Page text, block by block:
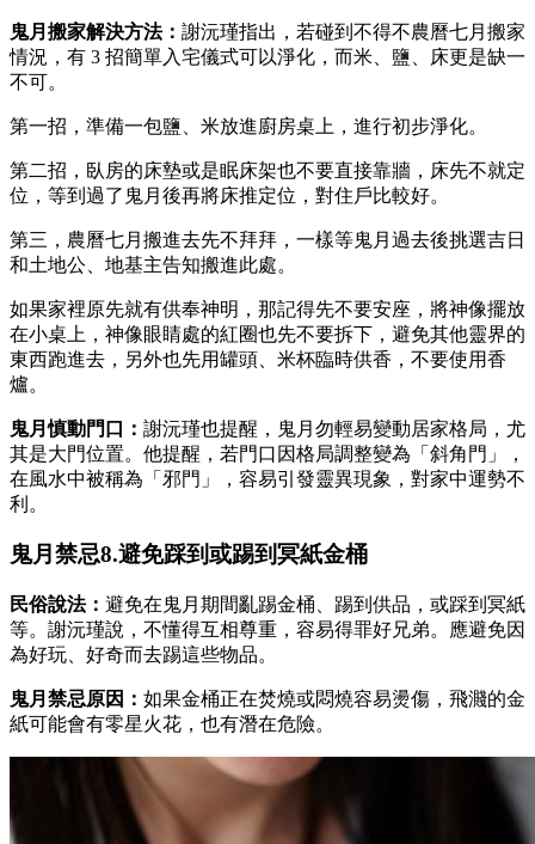
鬼月搬家解決方法： 謝沅瑾指出，若碰到不得不農曆七月搬家
情況，有 3 招簡單入宅儀式可以淨化，而米、鹽、床更是缺一
不可。
第一招，準備一包鹽、米放進廚房桌上，進行初步淨化。
第二招，臥房的床墊或是眠床架也不要直接靠牆，床先不就定
位，等到過了鬼月後再將床推定位，對住戶比較好。
第三，農曆七月搬進去先不拜拜，一樣等鬼月過去後挑選吉日
和土地公、地基主告知搬進此處。
如果家裡原先就有供奉神明，那記得先不要安座，將神像擺放
在小桌上，神像眼睛處的紅圈也先不要拆下，避免其他靈界的
東西跑進去，另外也先用罐頭、米杯臨時供香，不要使用香
爐。
鬼月慎動門口： 謝沅瑾也提醒，鬼月勿輕易變動居家格局，尤
其是大門位置。他提醒，若門口因格局調整變為「斜角門」，
在風水中被稱為「邪門」，容易引發靈異現象，對家中運勢不
利。
鬼月禁忌8.避免踩到或踢到冥紙金桶
民俗說法： 避免在鬼月期間亂踢金桶、踢到供品，或踩到冥紙
等。謝沅瑾說，不懂得互相尊重，容易得罪好兄弟。應避免因
為好玩、好奇而去踢這些物品。
鬼月禁忌原因： 如果金桶正在焚燒或悶燒容易燙傷，飛濺的金
紙可能會有零星火花，也有潛在危險。